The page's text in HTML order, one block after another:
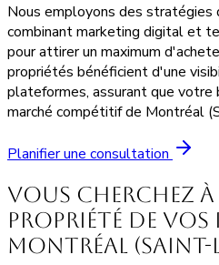
Nous employons des
combinant marketing digital et
pour attirer un maximum
propriétés bénéficient d'une
plateformes, assurant que votre
marché compétitif de Montréal
Planifier une consultation
Vous cherchez
propriété de vos
Montréal (Saint-